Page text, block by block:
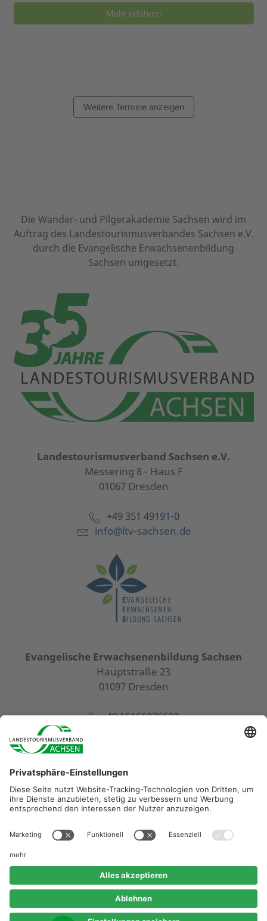
Mehr erfahren
Weitere Termine anzeigen
Die Wander- und Pilgerakademie Sachsen wird im
Auftrag des Landestourismusverbandes Sachsen e.V.
durch die Evangelische Erwachsenenbildung
Sachsen umgesetzt.
Landestourismusverband Sachsen e.V.
Messering 8 - Haus F
01067 Dresden
+49 351 49191-0
info@ltv-sachsen.de
Evangelische Erwachsenenbildung Sachsen
Hauptstraße 23
01097 Dresden
+49 15165076693
wanderundpilgerakademie@eeb-sachsen.de
Diese Maßnahme wird mitfinanziert durch Steuermittel